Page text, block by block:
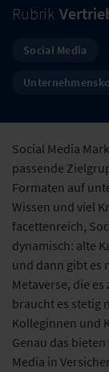
Rubrik
Social Media
Social Media
passende
Formaten auf
Wissen und viel
facettenreich,
dynamisch: alte
und dann gibt es
Metaverse, die
braucht es stetig
Kolleginnen und
Genau das
Media in